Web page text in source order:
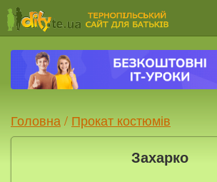
Головна / Прокат костюмів
Захарко